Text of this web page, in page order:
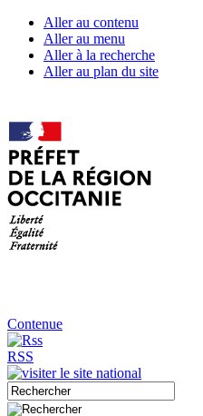
Aller au contenu
Aller au menu
Aller à la recherche
Aller au plan du site
Contenue
RSS